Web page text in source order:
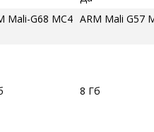
Mali-G68 MC4 ARM Mali G57
8 Гб